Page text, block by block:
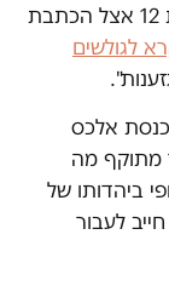
במקביל עלתה כתבה על הפרשה בחדשות 12 אצל הכתבת
לגולשים
אלכס
מתוקף מה
ביהדותו של
לעבור